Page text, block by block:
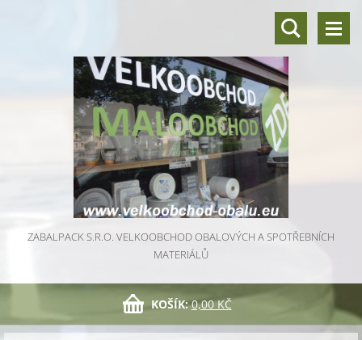
ZABALPACK S.R.O. VELKOOBCHOD OBALOVÝCH A SPOTŘEBNÍCH
MATERIÁLŮ
KOŠÍK: 0,00 KČ